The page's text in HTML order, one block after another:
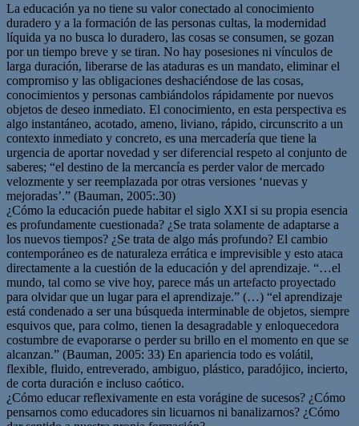
La educación ya no tiene su valor conectado al conocimiento
duradero y a la formación de las personas cultas, la modernidad
líquida ya no busca lo duradero, las cosas se consumen, se gozan
por un tiempo breve y se tiran. No hay posesiones ni vínculos de
larga duración, liberarse de las ataduras es un mandato, eliminar el
compromiso y las obligaciones deshaciéndose de las cosas,
conocimientos y personas cambiándolos rápidamente por nuevos
objetos de deseo inmediato. El conocimiento, en esta perspectiva es
algo instantáneo, acotado, ameno, liviano, rápido, circunscrito a un
contexto inmediato y concreto, es una mercadería que tiene la
urgencia de aportar novedad y ser diferencial respeto al conjunto de
saberes; “el destino de la mercancía es perder valor de mercado
velozmente y ser reemplazada por otras versiones ‘nuevas y
mejoradas’.” (Bauman, 2005:.30)
¿Cómo la educación puede habitar el siglo XXI si su propia esencia
es profundamente cuestionada? ¿Se trata solamente de adaptarse a
los nuevos tiempos? ¿Se trata de algo más profundo? El cambio
contemporáneo es de naturaleza errática e imprevisible y esto ataca
directamente a la cuestión de la educación y del aprendizaje. “…el
mundo, tal como se vive hoy, parece más un artefacto proyectado
para olvidar que un lugar para el aprendizaje.” (…) “el aprendizaje
está condenado a ser una búsqueda interminable de objetos, siempre
esquivos que, para colmo, tienen la desagradable y enloquecedora
costumbre de evaporarse o perder su brillo en el momento en que se
alcanzan.” (Bauman, 2005: 33) En apariencia todo es volátil,
flexible, fluido, entreverado, ambiguo, plástico, paradójico, incierto,
de corta duración e incluso caótico.
¿Cómo educar reflexivamente en esta vorágine de sucesos? ¿Cómo
pensarnos como educadores sin licuarnos ni banalizarnos? ¿Cómo